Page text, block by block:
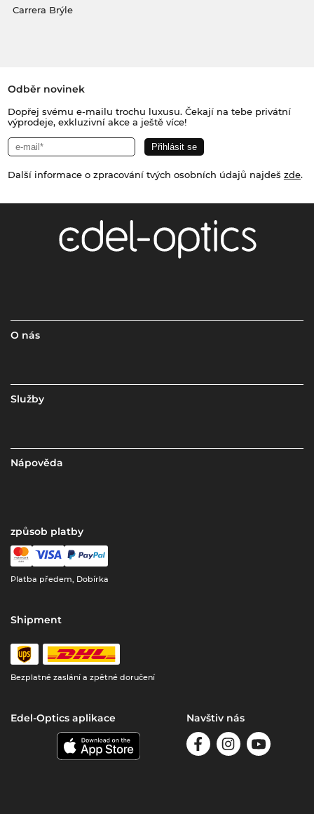
Carrera Brýle
Odběr novinek
Dopřej svému e-mailu trochu luxusu. Čekají na tebe privátní
výprodeje, exkluzivní akce a ještě více!
Další informace o zpracování tvých osobních údajů najdeš zde.
O nás
Služby
Nápověda
způsob platby
Platba předem, Dobírka
Shipment
Bezplatné zaslání a zpětné doručení
Edel-Optics aplikace Navštiv nás